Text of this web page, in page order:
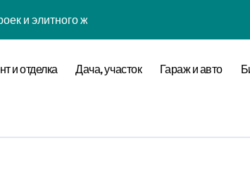
и элитного жилья
и отделка Дача, участок Гараж и авто